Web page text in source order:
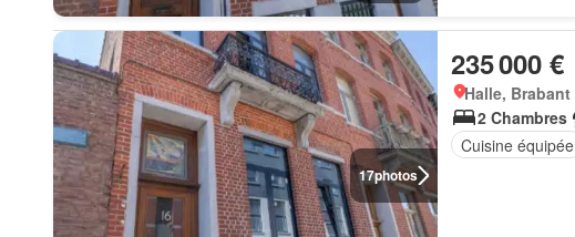
17photos
235 000 €
Halle, Brabant
2 Chambres
Cuisine équipée